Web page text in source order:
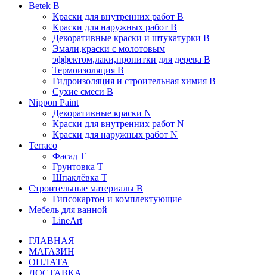
Betek B
Краски для внутренних работ B
Краски для наружных работ B
Декоративные краски и штукатурки В
Эмали,краски с молотовым
эффектом,лаки,пропитки для дерева В
Термоизоляция В
Гидроизоляция и строительная химия В
Сухие смеси B
Nippon Paint
Декоративные краски N
Краски для внутренних работ N
Краски для наружных работ N
Terraco
Фасад Т
Грунтовка T
Шпаклёвка T
Строительные материалы В
Гипсокартон и комплектующие
Мебель для ванной
LineArt
ГЛАВНАЯ
МАГАЗИН
ОПЛАТА
ДОСТАВКА